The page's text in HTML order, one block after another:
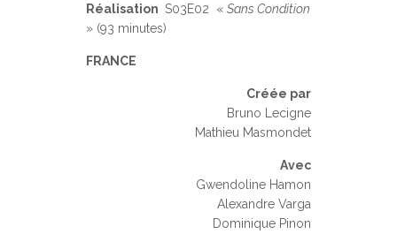
Réalisation S03E02 « Sans Condition
» (93 minutes)
FRANCE
Créée par
Bruno Lecigne
Mathieu Masmondet
Avec
Gwendoline Hamon
Alexandre Varga
Dominique Pinon